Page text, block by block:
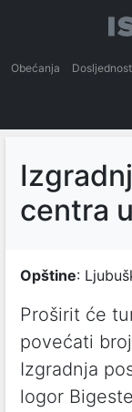
Obećanja Dosljednost
centra
Opštine:
Proširit će
povećati
Izgradnja
logor